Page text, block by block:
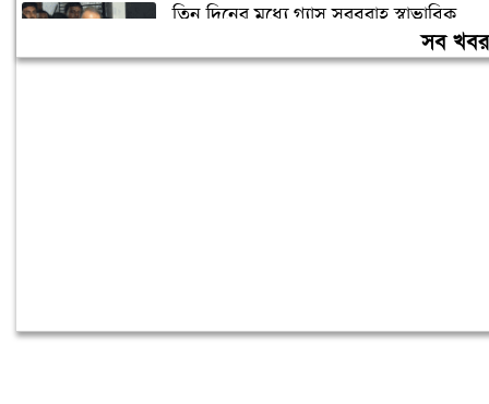
তিন দিনের মধ্যে গ্যাস সরবরাহ স্বাভাবিক
সব